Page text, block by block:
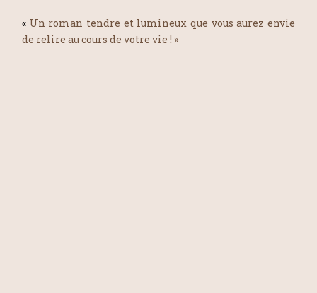
« Un roman tendre et lumineux que vous aurez envie
de relire au cours de votre vie ! »